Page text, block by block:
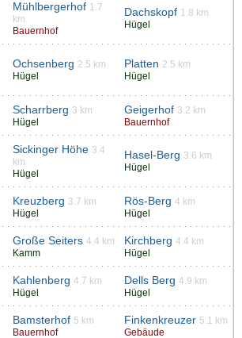
Mühlbergerhof 1.7
km
Bauernhof
Dachskopf 1.8 km
Hügel
Ochsenberg 2.5 km
Hügel
Platten 2.5 km
Hügel
Scharrberg 3 km
Hügel
Geigerhof 3.2 km
Bauernhof
Sickinger Höhe 3.4
km
Hügel
Hasel-Berg 3.6 km
Hügel
Kreuzberg 3.7 km
Hügel
Rös-Berg 4 km
Hügel
Große Seiters 4.4 km
Kamm
Kirchberg 4.4 km
Hügel
Kahlenberg 4.7 km
Hügel
Dells Berg 4.9 km
Hügel
Bamsterhof 5 km
Bauernhof
Finkenkreuzer 5.1 km
Gebäude